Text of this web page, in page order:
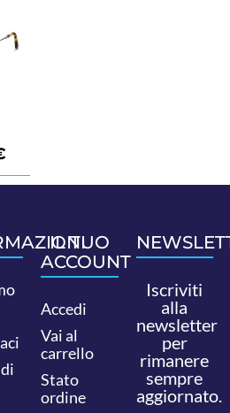
IL TUO
ACCOUNT
Accedi
Vai al
carrello
Stato
ordine
Iscriviti
alla
newsletter
per
rimanere
sempre
aggiornato.